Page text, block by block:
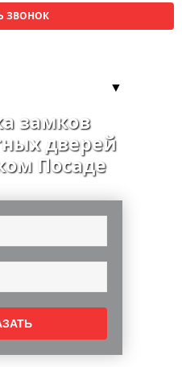
ЗВОНОК
замки
доводчиков
▼
замков
дверей
Посаде